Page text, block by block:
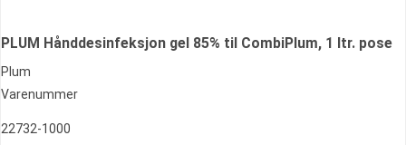
PLUM Hånddesinfeksjon gel 85% til CombiPlum, 1 ltr. pose
Plum
Varenummer
22732-1000